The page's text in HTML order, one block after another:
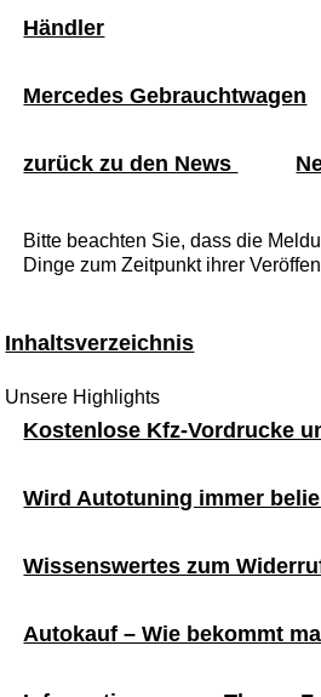
Händler
Mercedes Gebrauchtwagen
zurück zu den News
Bitte beachten Sie, dass die
Dinge zum Zeitpunkt ihrer
Inhaltsverzeichnis
Unsere Highlights
Kostenlose Kfz-Vordrucke
Wird Autotuning immer
Wissenswertes zum
Autokauf – Wie bekommt